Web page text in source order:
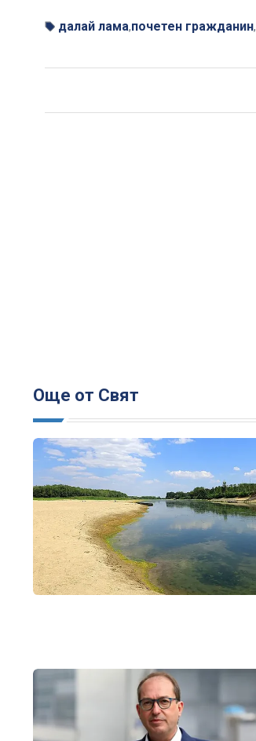
далай лама,почетен гражданин,
Още от Свят